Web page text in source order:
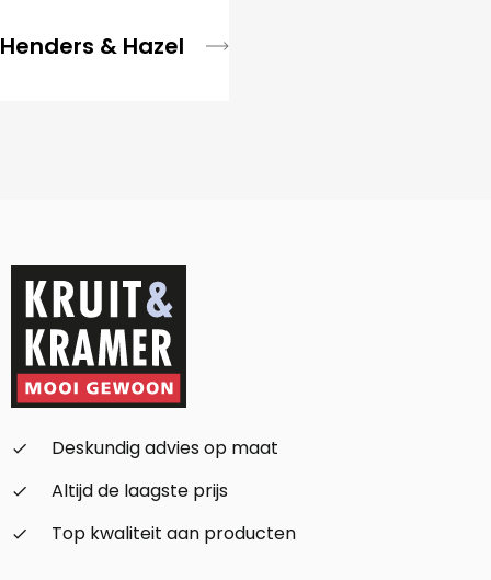
Henders & Hazel
check_small
Deskundig advies op maat
check_small
Altijd de laagste prijs
check_small
Top kwaliteit aan producten